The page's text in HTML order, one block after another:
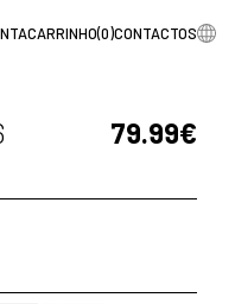
CARRINHO(0)CONTACTOS
79.99€